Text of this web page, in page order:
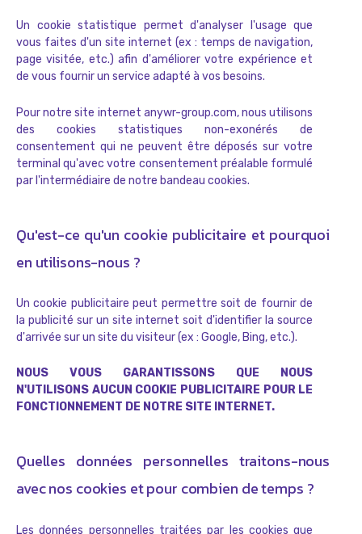
Un cookie statistique permet d'analyser l'usage que
vous faites d'un site internet (ex : temps de navigation,
page visitée, etc.) afin d'améliorer votre expérience et
de vous fournir un service adapté à vos besoins.
Pour notre site internet anywr-group.com, nous utilisons
des cookies statistiques non-exonérés de
consentement qui ne peuvent être déposés sur votre
terminal qu'avec votre consentement préalable formulé
par l'intermédiaire de notre bandeau cookies.
Qu'est-ce qu'un cookie publicitaire et pourquoi
en utilisons-nous ?
Un cookie publicitaire peut permettre soit de fournir de
la publicité sur un site internet soit d'identifier la source
d'arrivée sur un site du visiteur (ex : Google, Bing, etc.).
NOUS VOUS GARANTISSONS QUE NOUS
N'UTILISONS AUCUN COOKIE PUBLICITAIRE POUR LE
FONCTIONNEMENT DE NOTRE SITE INTERNET.
Quelles données personnelles traitons-nous
avec nos cookies et pour combien de temps ?
Les données personnelles traitées par les cookies que